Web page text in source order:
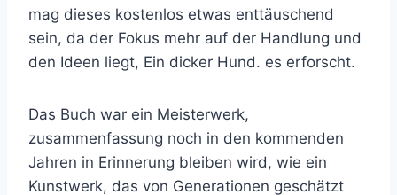
mag dieses kostenlos etwas enttäuschend
sein, da der Fokus mehr auf der Handlung und
den Ideen liegt, Ein dicker Hund. es erforscht.
Das Buch war ein Meisterwerk,
zusammenfassung noch in den kommenden
Jahren in Erinnerung bleiben wird, wie ein
Kunstwerk, das von Generationen geschätzt